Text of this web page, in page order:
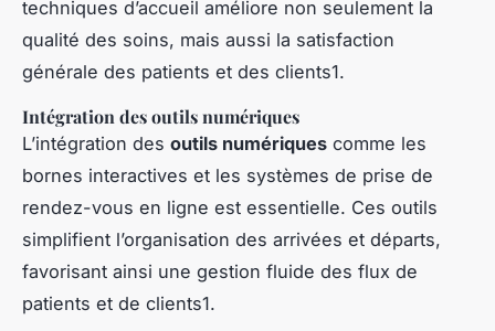
techniques d’accueil améliore non seulement la
qualité des soins, mais aussi la satisfaction
générale des patients et des clients1.
Intégration des outils numériques
L’intégration des outils numériques comme les
bornes interactives et les systèmes de prise de
rendez-vous en ligne est essentielle. Ces outils
simplifient l’organisation des arrivées et départs,
favorisant ainsi une gestion fluide des flux de
patients et de clients1.